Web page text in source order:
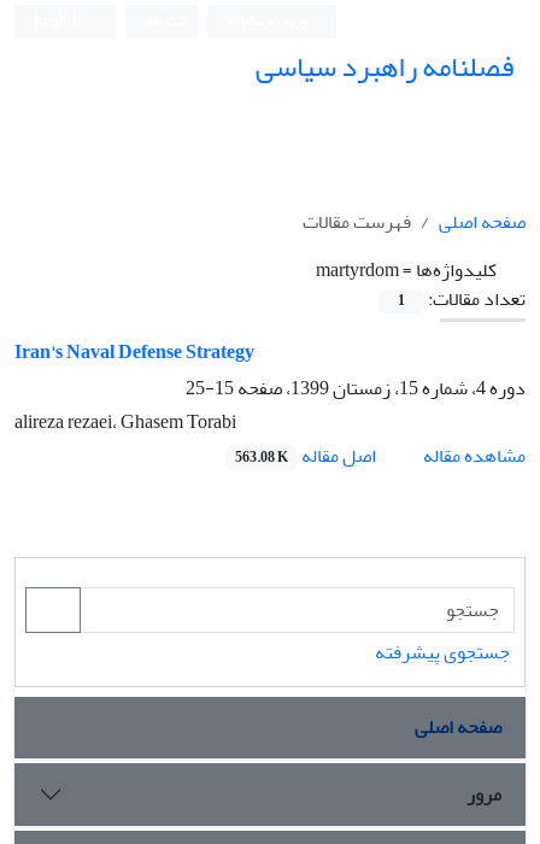
فصلنامه راهبرد سیاسی
صفحه اصلی
فهرست مقالات
کلیدواژه‌ها =martyrdom
تعداد مقالات:
1
Iran's Naval Defense Strategy
دوره 4، شماره 15، زمستان 1399، صفحه
15-25
alireza rezaei، Ghasem Torabi
مشاهده مقاله
اصل مقاله 563.08 K
جستجوی پیشرفته
صفحه اصلی
مرور